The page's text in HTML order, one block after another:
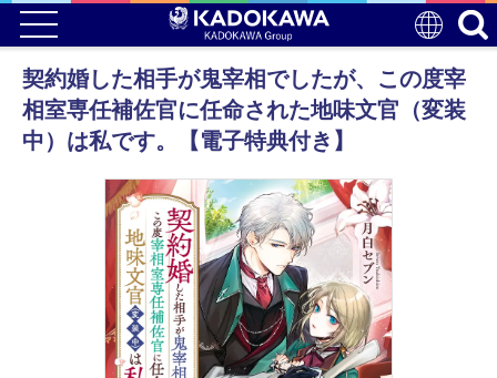
契約婚した相手が鬼宰相でしたが、この度宰
相室専任補佐官に任命された地味文官（変装
中）は私です。【電子特典付き】